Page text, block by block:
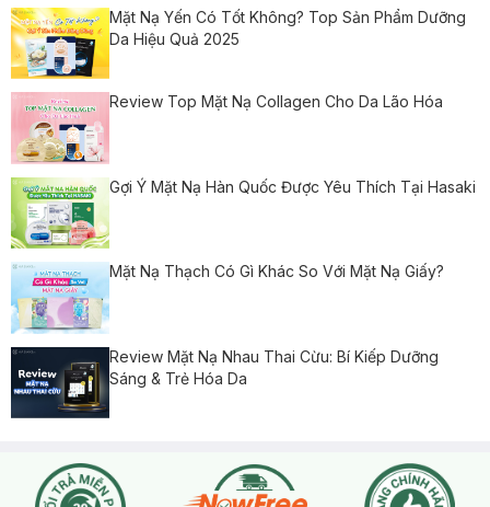
Mặt Nạ Yến Có Tốt Không? Top Sản Phẩm Dưỡng
Da Hiệu Quả 2025
Review Top Mặt Nạ Collagen Cho Da Lão Hóa
Gợi Ý Mặt Nạ Hàn Quốc Được Yêu Thích Tại Hasaki
Mặt Nạ Thạch Có Gì Khác So Với Mặt Nạ Giấy?
Review Mặt Nạ Nhau Thai Cừu: Bí Kiếp Dưỡng
Sáng & Trẻ Hóa Da